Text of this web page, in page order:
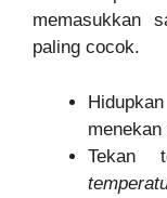
memasukkan
paling cocok.
menekan
Tekan